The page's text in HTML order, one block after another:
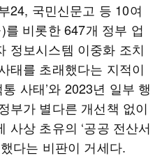
24, 국민신문고 등 10여
비롯한 647개 정부 업
정보시스템 이중화 조치
태를 초래했다는 지적이
사태’와 2023년 일부 행
부가 별다른 개선책 없이
사상 초유의 ‘공공 전산서
다는 비판이 거세다.